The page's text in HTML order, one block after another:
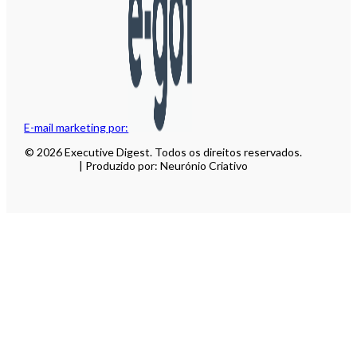
E-mail marketing por:
© 2026 Executive Digest. Todos os direitos reservados.
| Produzido por: Neurónio Criativo